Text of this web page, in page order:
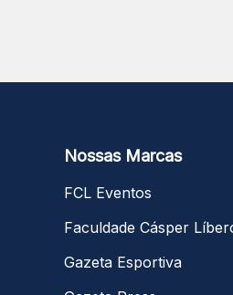
Nossas Marcas
FCL Eventos
Faculdade Cásper
Gazeta Esportiva